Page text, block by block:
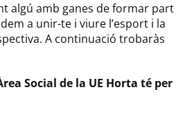
algú amb ganes de formar part
a unir-te i viure l’esport i la
A continuació trobaràs
Social de la UE Horta té per